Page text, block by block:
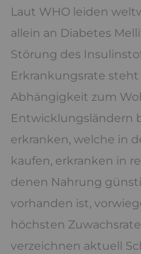
Laut WHO leiden
allein an Diabetes
Störung des
Erkrankungsrate
Abhängigkeit zum
Entwicklungsländern
erkranken, welche in
kaufen, erkranken in
denen Nahrung
vorhanden ist,
höchsten
verzeichnen aktuell